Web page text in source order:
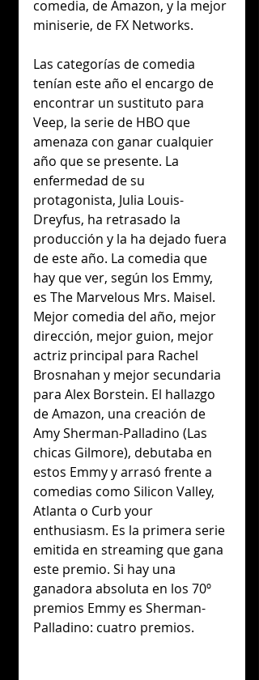
comedia, de Amazon, y la mejor
miniserie, de FX Networks.
Las categorías de comedia
tenían este año el encargo de
encontrar un sustituto para
Veep, la serie de HBO que
amenaza con ganar cualquier
año que se presente. La
enfermedad de su
protagonista, Julia Louis-
Dreyfus, ha retrasado la
producción y la ha dejado fuera
de este año. La comedia que
hay que ver, según los Emmy,
es The Marvelous Mrs. Maisel.
Mejor comedia del año, mejor
dirección, mejor guion, mejor
actriz principal para Rachel
Brosnahan y mejor secundaria
para Alex Borstein. El hallazgo
de Amazon, una creación de
Amy Sherman-Palladino (Las
chicas Gilmore), debutaba en
estos Emmy y arrasó frente a
comedias como Silicon Valley,
Atlanta o Curb your
enthusiasm. Es la primera serie
emitida en streaming que gana
este premio. Si hay una
ganadora absoluta en los 70º
premios Emmy es Sherman-
Palladino: cuatro premios.